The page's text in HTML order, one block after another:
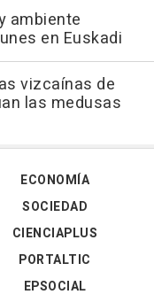
ambiente
en Euskadi
vizcaínas de
las medusas
ECONOMÍA
SOCIEDAD
CIENCIAPLUS
PORTALTIC
EPSOCIAL